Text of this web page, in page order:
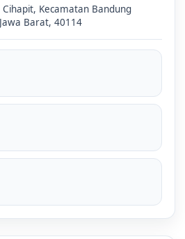
Kecamatan Bandung
Barat, 40114